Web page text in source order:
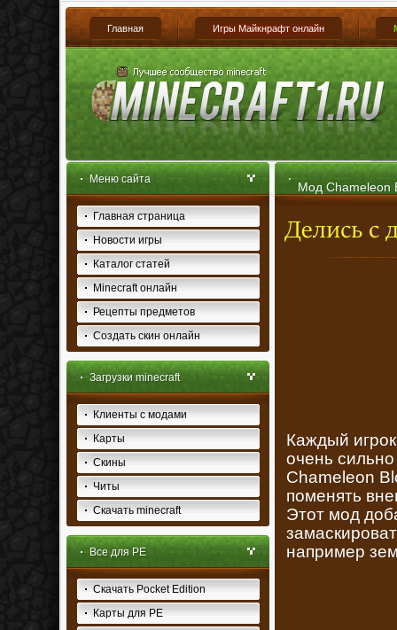
Главная Игры Майкнрафт онлайн
Меню сайта
Главная страница
Новости игры
Каталог статей
Minecraft онлайн
Рецепты предметов
Создать скин онлайн
Загрузки minecraft
Клиенты с модами
Карты
Скины
Читы
Скачать minecraft
Все для PE
Скачать Pocket Edition
Карты для PE
Мод Chameleon
Каждый
очень
Chameleon
поменять
Этот мод
например